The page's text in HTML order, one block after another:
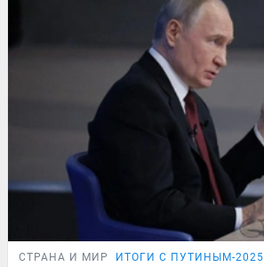
СТРАНА И МИР ИТОГИ С ПУТИНЫМ-2025